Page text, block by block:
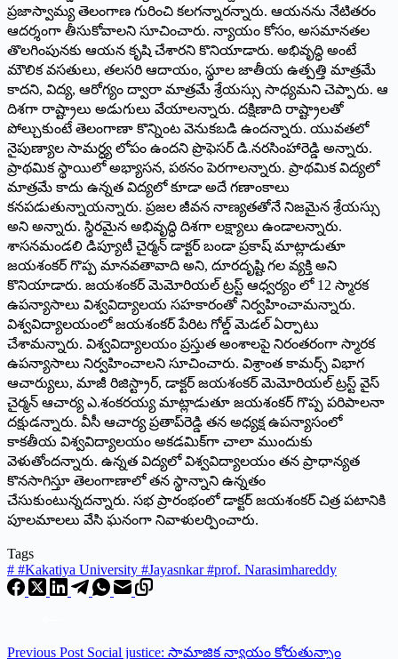
ప్రజాస్వామ్య తెలంగాణ గురించి కలగన్నారన్నారు. ఆయనను నేటితరం
ఆదర్శంగా తీసుకోవాలని సూచించారు. న్యాయం కోసం, అసమానతల
తొలగింపునకు ఆయన కృషి చేశారని కొనియాడారు. అభివృద్ధి అంటే
మౌలిక వసతులు, తలసరి ఆదాయం, స్థూల జాతీయ ఉత్పత్తి మాత్రమే
కాదని, విద్య, ఆరోగ్యం ద్వారా మాత్రమే శ్రేయస్సు సాధ్యమని చెప్పారు. ఆ
దిశగా రాష్ట్రాలు అడుగులు వేయాలన్నారు. దక్షిణాది రాష్ట్రాలతో
పోల్చుకుంటే తెలంగాణా కొన్నింట వెనుకబడి ఉందన్నారు. యువతలో
నైపుణ్యాల సామర్ధ్య లోపం ఉందని ప్రొఫెసర్‌ డి.నరసింహారెడ్డి అన్నారు.
ప్రాథమిక స్థాయిలో అభ్యాసన, పఠనం పెరగాలన్నారు. ప్రాథమిక విద్యలో
మాత్రమే కాదు ఉన్నత విద్యలో కూడా అదే గణాంకాలు
కనపడుతున్నాయన్నారు. ప్రజల జీవన నాణ్యతతోనే నిజమైన శ్రేయస్సు
అని అన్నారు. స్థిరమైన అభివృద్ధి దిశగా లక్ష్యాలు ఉండాలన్నారు.
శాసనమండలి డిప్యూటీ చైర్మన్‌ డాక్టర్‌ బండా ప్రకాష్‌ మాట్లాడుతూ
జయశంకర్‌ గొప్ప మానవతావాది అని, దూరదృష్టి గల వ్యక్తి అని
కొనియాడారు. జయశంకర్‌ మెమోరియల్‌ ట్రస్ట్‌ ఆధ్వర్యం లో 12 స్మారక
ఉపన్యాసాలు విశ్వవిద్యాలయ సహకారంతో నిర్వహించామన్నారు.
విశ్వవిద్యాలయంలో జయశంకర్‌ పేరిట గోల్డ్‌ మెడల్‌ ఏర్పాటు
చేశామన్నారు. విశ్వవిద్యాలయం ప్రస్తుత అంశాలపై నిరంతరంగా స్మారక
ఉపన్యాసాలు నిర్వహించాలని సూచించారు. విశ్రాంత కామర్స్‌ విభాగ
ఆచార్యులు, మాజీ రిజిస్ట్రార్‌, డాక్టర్‌ జయశంకర్‌ మెమోరియల్‌ ట్రస్ట్‌ వైస్‌
చైర్మన్‌ ఆచార్య ఎ.శంకరయ్య మాట్లాడుతూ జయశంకర్‌ గొప్ప పరిపాలనా
దక్షుడన్నారు. వీసీ ఆచార్య ప్రతాప్‌రెడ్డి తన అధ్యక్ష ఉపన్యాసంలో
కాకతీయ విశ్వవిద్యాలయం అకడమిక్‌గా చాలా ముందుకు
వెళుతోందన్నారు. ఉన్నత విద్యలో విశ్వవిద్యాలయం తన ప్రాధాన్యత
కొనసాగిస్తూ తెలంగాణాలో తన స్థాన్నాని ఉన్నతం
చేసుకుంటున్నదన్నారు. సభ ప్రారంభంలో డాక్టర్‌ జయశంకర్‌ చిత్ర పటానికి
పూలమాలలు వేసి ఘనంగా నివాళులర్పించారు.
Tags
# #Kakatiya University #Jayasnkar #prof. Narasimhareddy
Previous Post Social justice: సామాజిక న్యాయం కోరుతున్నాం